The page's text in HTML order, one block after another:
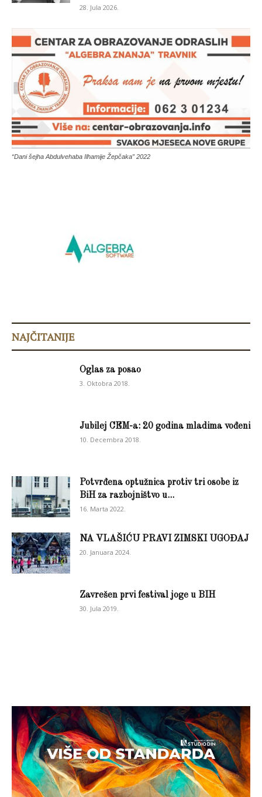
28. Jula 2026.
“Dani šejha Abdulvehaba Ilhamije Žepčaka” 2022
NAJČITANIJE
Oglas za posao
3. Oktobra 2018.
Jubilej CEM-a: 20 godina mladima vođeni
10. Decembra 2018.
Potvrđena optužnica protiv tri osobe iz
BiH za razbojništvo u...
16. Marta 2022.
NA VLAŠIĆU PRAVI ZIMSKI UGOĐAJ
20. Januara 2024.
Zavrešen prvi festival joge u BIH
30. Jula 2019.